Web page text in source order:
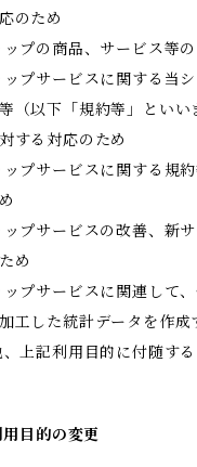
のため
ップの商品、サービス等
ップサービスに関する当
（以下「規約等」といい
する対応のため
ップサービスに関する規
ップサービスの改善、新
め
ップサービスに関連して
工した統計データを作成
、上記利用目的に付随す
目的の変更